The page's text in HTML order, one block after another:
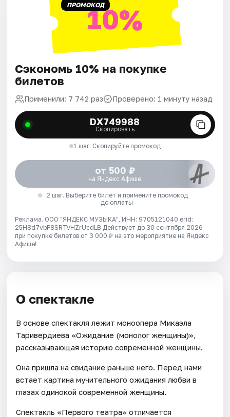
ПРОМОКОД10%
Сэкономь 10% на покупке
билетов
Применили: 7 742 раз Проверено: 1 минуту назад
DX749988
Скопировать
1 шаг. Скопируйте промокод
от 500 ₽
на Яндекс Афише
2 шаг. Выберите билет и примените промокод
до оплаты
Реклама. ООО "ЯНДЕКС МУЗЫКА", ИНН: 9705121040 erid:
25H8d7vbP8SRTvHZrUcdLB Действует до 30 сентября 2026
при покупке билетов от 3 000 ₽ на это мероприятие на Яндекс
Афише!
О спектакле
В основе спектакля лежит моноопера Микаэла
Таривердиева «Ожидание (монолог женщины)»,
рассказывающая историю современной женщины.
Она пришла на свидание раньше него. Перед нами
встает картина мучительного ожидания любви в
глазах одинокой современной женщины.
Спектакль «Первого театра» отличается